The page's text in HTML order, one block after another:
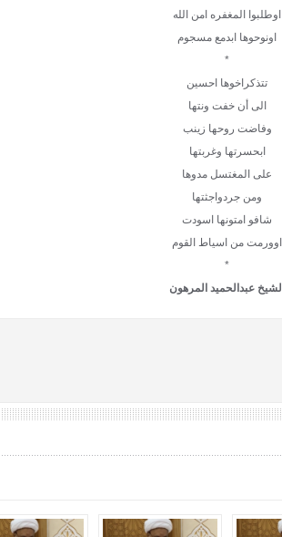
اوطلبوا المغفره امن الله
اونوحوها ابدمع مسجوم
*
تتذكراخوها احسين
الى أن خفت ونتها
وفاضت روحها زينب
ابحسرتها وغربتها
على المغتسل مدوها
ومن جردواجثتها
شافو امتونها اسودت
اوورمت من اسياط القوم
*
عبدالحميد المرهون